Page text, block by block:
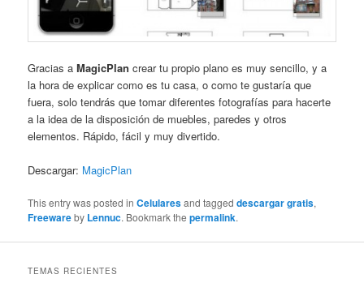
Gracias aMagicPlan crear tu propio plano es muy sencillo, y a
la hora de explicar como es tu casa, o como te gustaría que
fuera, solo tendrás que tomar diferentes fotografías para hacerte
a la idea de la disposición de muebles, paredes y otros
elementos. Rápido, fácil y muy divertido.
Descargar: MagicPlan
This entry was posted inCelularesand taggeddescargar gratis,
Freewareby Lennuc. Bookmark thepermalink.
TEMAS RECIENTES